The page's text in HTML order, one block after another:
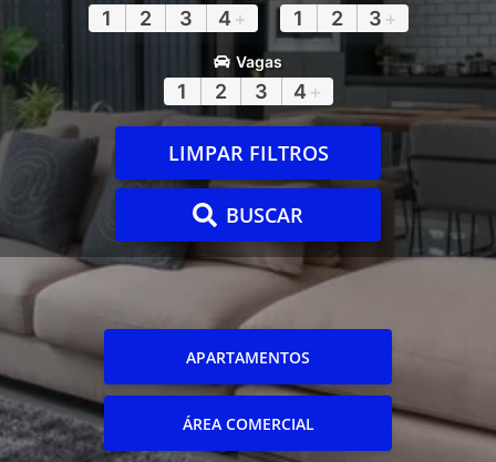
1 2 3 4 + 1 2 3 +
Vagas
1 2 3 4 +
LIMPAR FILTROS
BUSCAR
APARTAMENTOS
ÁREA COMERCIAL